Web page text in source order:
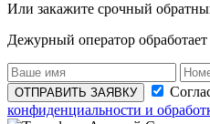
Или закажите срочный
Дежурный оператор обработает
ОТПРАВИТЬ ЗАЯВКУ
конфиденциальности и